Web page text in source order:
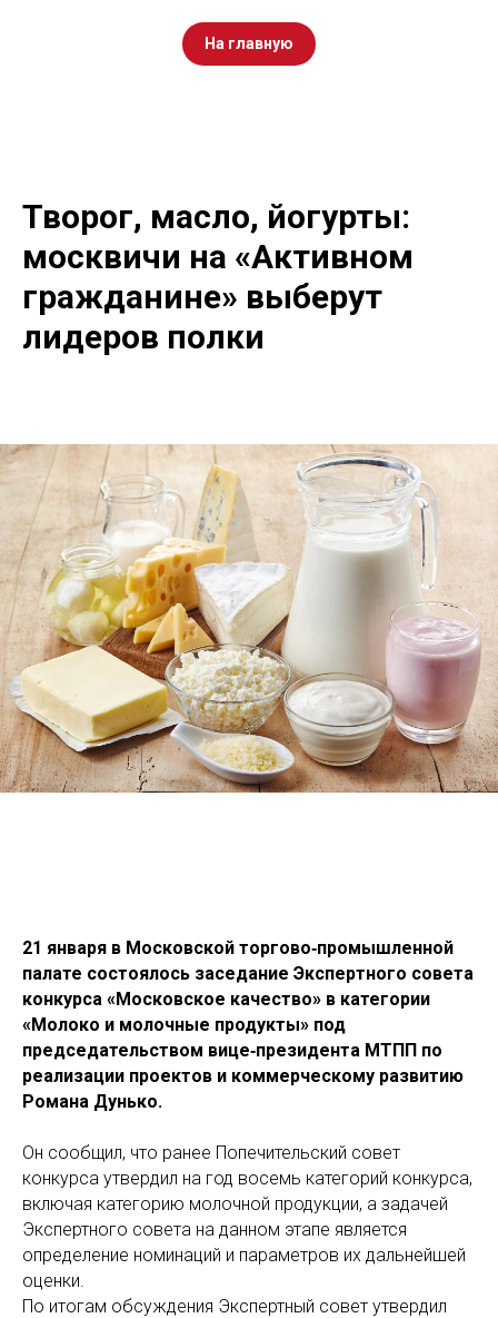
На главную
Творог, масло, йогурты:
москвичи на «Активном
гражданине» выберут
лидеров полки
21 января в Московской торгово‑промышленной
палате состоялось заседание Экспертного совета
конкурса «Московское качество» в категории
«Молоко и молочные продукты» под
председательством вице‑президента МТПП по
реализации проектов и коммерческому развитию
Романа Дунько.
Он сообщил, что ранее Попечительский совет
конкурса утвердил на год восемь категорий конкурса,
включая категорию молочной продукции, а задачей
Экспертного совета на данном этапе является
определение номинаций и параметров их дальнейшей
оценки.
По итогам обсуждения Экспертный совет утвердил